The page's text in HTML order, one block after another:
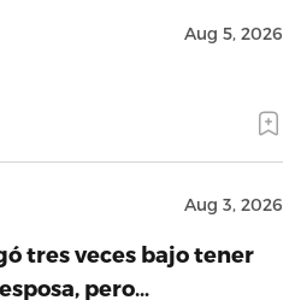
Aug 5, 2026
Aug 3, 2026
tres veces bajo tener
pero…